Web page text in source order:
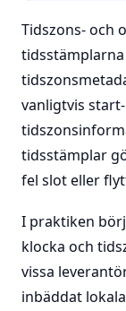
Tidszons- och
vanligtvis
tidsstämplar
fel slot eller
I praktiken
klocka och
vissa
inbäddat